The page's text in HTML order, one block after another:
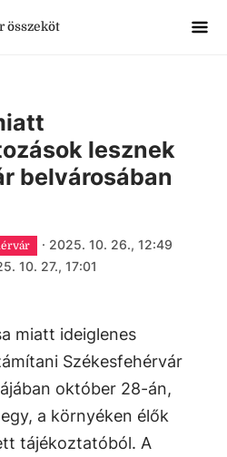
összeköt
lesznek
belvárosában
· 2025. 10. 26., 12:49
10. 27., 17:01
miatt ideiglenes
Székesfehérvár
október 28-án,
a környéken élők
tájékoztatóból. A